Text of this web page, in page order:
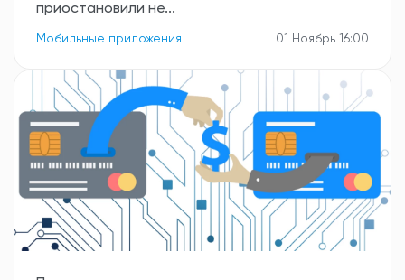
приостановили не...
Мобильные приложения 01 Ноябрь 16:00